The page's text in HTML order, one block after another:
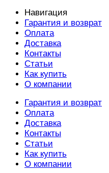
Навигация
Гарантия и возврат
Оплата
Доставка
Контакты
Статьи
Как купить
О компании
Гарантия и возврат
Оплата
Доставка
Контакты
Статьи
Как купить
О компании